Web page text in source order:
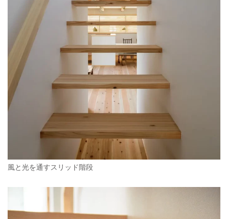
風と光を通すスリッド階段